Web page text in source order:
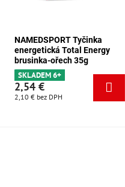
NAMEDSPORT Tyčinka
energetická Total Energy
brusinka-ořech 35g
SKLADEM 6+
2,54 €
2,10 € bez DPH